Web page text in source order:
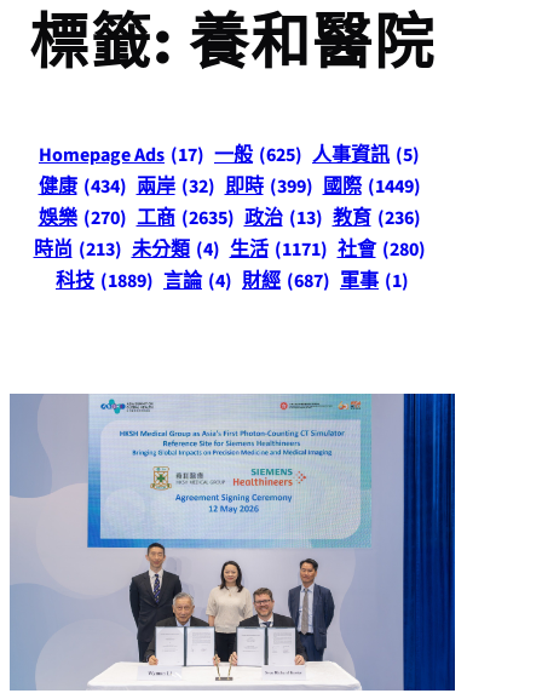
標籤: 養和醫院
Homepage Ads (17) 一般 (625) 人事資訊 (5)
健康 (434) 兩岸 (32) 即時 (399) 國際 (1449)
娛樂 (270) 工商 (2635) 政治 (13) 教育 (236)
時尚 (213) 未分類 (4) 生活 (1171) 社會 (280)
科技 (1889) 言論 (4) 財經 (687) 軍事 (1)